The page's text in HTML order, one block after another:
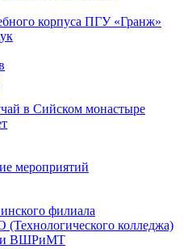
корпуса ПГУ «Гранж»
в Сийском монастыре
мероприятий
филиала
колледжа)
ВШРиМТ